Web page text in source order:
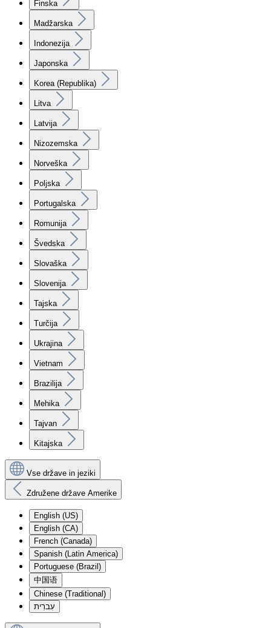
Finska
Madžarska
Indonezija
Japonska
Korea (Republika)
Litva
Latvija
Nizozemska
Norveška
Poljska
Portugalska
Romunija
Švedska
Slovaška
Slovenija
Tajska
Turčija
Ukrajina
Vietnam
Brazilija
Mehika
Tajvan
Kitajska
Vse države in jeziki
Združene države Amerike
English (US)
English (CA)
French (Canada)
Spanish (Latin America)
Portuguese (Brazil)
中国语
Chinese (Traditional)
עִברִית